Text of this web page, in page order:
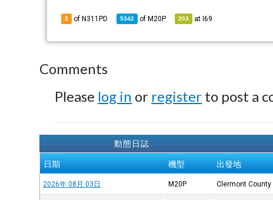
2 of N311PD 5342 of M20P 203 at I69
Comments
Please log in or register to post a
動態日誌
日期 機型 出發地
2026年 08月 03日 M20P Clermont County